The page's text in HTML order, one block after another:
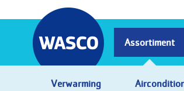
Assortiment
Verwarming